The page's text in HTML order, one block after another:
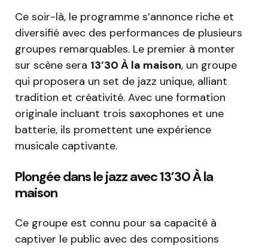
Ce soir-là, le programme s’annonce riche et
diversifié avec des performances de plusieurs
groupes remarquables. Le premier à monter
sur scène sera 13’30 À la maison, un groupe
qui proposera un set de jazz unique, alliant
tradition et créativité. Avec une formation
originale incluant trois saxophones et une
batterie, ils promettent une expérience
musicale captivante.
Plongée dans le jazz avec 13’30 À la
maison
Ce groupe est connu pour sa capacité à
captiver le public avec des compositions